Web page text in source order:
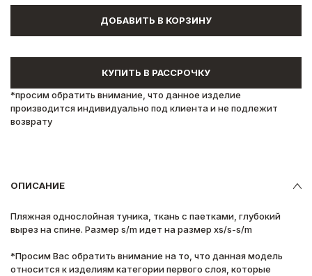
ДОБАВИТЬ В КОРЗИНУ
КУПИТЬ В РАССРОЧКУ
*просим обратить внимание, что данное изделие
производится индивидуально под клиента и не подлежит
возврату
ОПИСАНИЕ
Пляжная однослойная туника, ткань с паетками, глубокий
вырез на спине. Размер s/m идет на размер xs/s-s/m
*Просим Вас обратить внимание на то, что данная модель
относится к изделиям категории первого слоя, которые